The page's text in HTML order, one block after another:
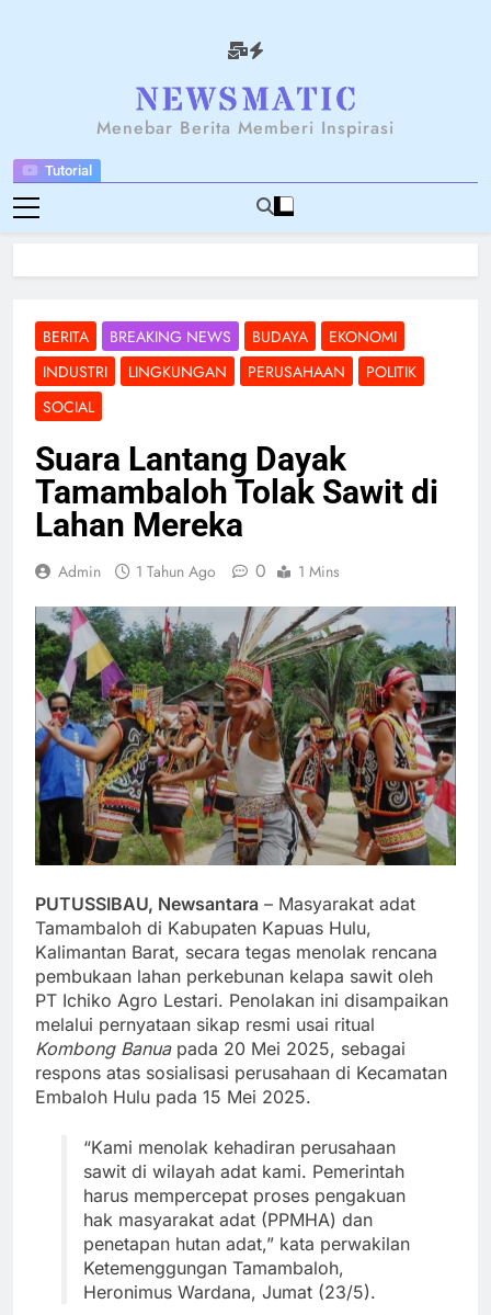
Tutorial
NEWSANTARA
Menebar Berita Memberi Inspirasi
BERITA BREAKING NEWS BUDAYA
EKONOMI
INDUSTRI
LINGKUNGAN PERUSAHAAN
POLITIK
SOCIAL
Suara Lantang Dayak
Tamambaloh Tolak Sawit di
Lahan Mereka
Admin 1 Tahun Ago 0 1 Mins
PUTUSSIBAU, Newsantara – Masyarakat adat
Tamambaloh di Kabupaten Kapuas Hulu,
Kalimantan Barat, secara tegas menolak rencana
pembukaan lahan perkebunan kelapa sawit oleh
PT Ichiko Agro Lestari. Penolakan ini disampaikan
melalui pernyataan sikap resmi usai ritual
Kombong Banuapada 20 Mei 2025, sebagai
respons atas sosialisasi perusahaan di Kecamatan
Embaloh Hulu pada 15 Mei 2025.
“Kami menolak kehadiran perusahaan
sawit di wilayah adat kami. Pemerintah
harus mempercepat proses pengakuan
hak masyarakat adat (PPMHA) dan
penetapan hutan adat,” kata perwakilan
Ketemenggungan Tamambaloh,
Heronimus Wardana, Jumat (23/5).